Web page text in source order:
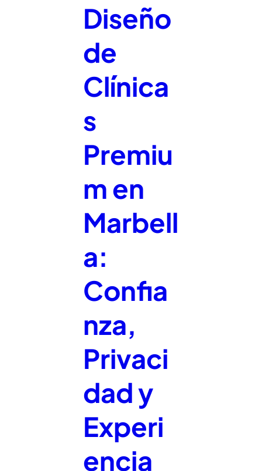
Diseño
de
Clínica
s
Premiu
m en
Marbell
a:
Confia
nza,
Privaci
dad y
Experi
encia